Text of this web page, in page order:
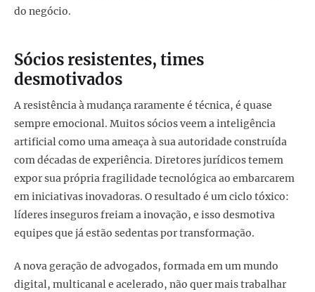
do negócio.
Sócios resistentes, times
desmotivados
A resistência à mudança raramente é técnica, é quase
sempre emocional. Muitos sócios veem a inteligência
artificial como uma ameaça à sua autoridade construída
com décadas de experiência. Diretores jurídicos temem
expor sua própria fragilidade tecnológica ao embarcarem
em iniciativas inovadoras. O resultado é um ciclo tóxico:
líderes inseguros freiam a inovação, e isso desmotiva
equipes que já estão sedentas por transformação.
A nova geração de advogados, formada em um mundo
digital, multicanal e acelerado, não quer mais trabalhar